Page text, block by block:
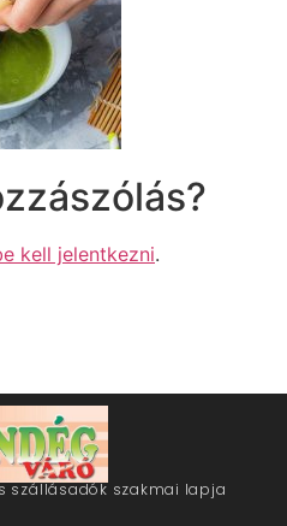
kell jelentkezni.
szállásadók szakmai lapja